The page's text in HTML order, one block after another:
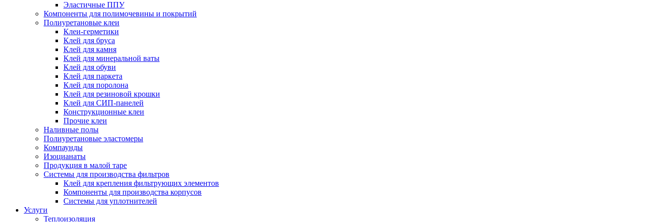
Эластичные ППУ
Компоненты для полимочевины и покрытий
Полиуретановые клеи
Клеи-герметики
Клей для бруса
Клей для камня
Клей для минеральной ваты
Клей для обуви
Клей для паркета
Клей для поролона
Клей для резиновой крошки
Клей для СИП-панелей
Конструкционные клеи
Прочие клеи
Наливные полы
Полиуретановые эластомеры
Компаунды
Изоцианаты
Продукция в малой таре
Системы для производства фильтров
Клей для крепления фильтрующих элементов
Компоненты для производства корпусов
Системы для уплотнителей
Услуги
Теплоизоляция